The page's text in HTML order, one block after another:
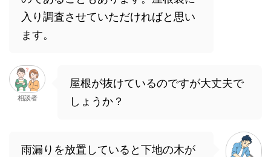
入り調査させていただければと思い
ます。
相談者
屋根が抜けているのですが大丈夫で
しょうか？
雨漏りを放置していると下地の木が